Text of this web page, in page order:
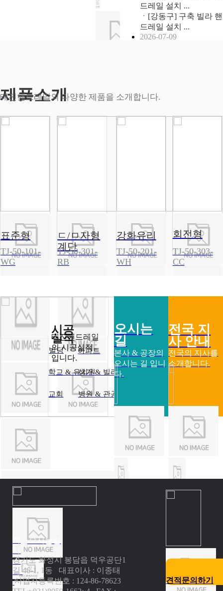
드레일 설치 ...
ㆍ[강동구] 구축 빌라 핸
드레일 설치 ...
2026-07-09
제품소개
태진핸드레일의 다양한 제품을 소개합니다.
표준형
TJ-50-101-
WG
ㄷ/ㅁ자형
계단
TJ-50-301-
RB
강화유리
TJ-50-201-
WH
회전형
TJ-50-303-
CC
시공
실적
태진핸드레일
의 시공실적
입니다.
빌딩 아파트
학교 & 유치원상가 & 빌라
교회 병원 & 관공서
오시는
길
본사 & 공장의
오시는 길 입니
다.
전국 지
사 안내
전국의 지사를
소개합니다.
소
개
|
오시는길
경기도 화성시 봉담읍 덕우공단1
길 46-1, 1동 대표이사 : 이종태
사업자등록번호 : 124-86-78623
견적문의하기